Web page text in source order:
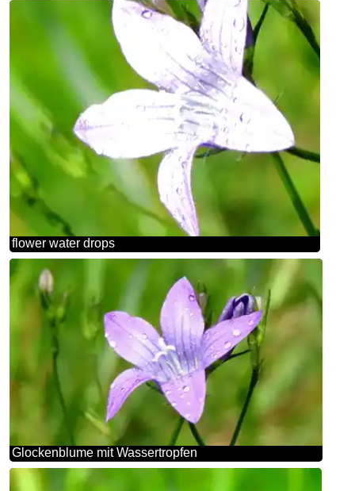
flower water drops
Glockenblume mit Wassertropfen